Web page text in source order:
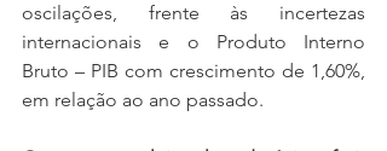
oscilações, frente às incertezas
internacionais e o Produto Interno
Bruto – PIB com crescimento de 1,60%,
em relação ao ano passado.